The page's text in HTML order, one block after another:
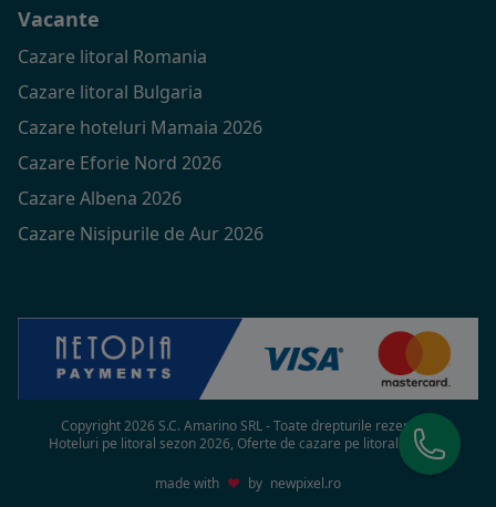
Vacante
Cazare litoral Romania
Cazare litoral Bulgaria
Cazare hoteluri Mamaia 2026
Cazare Eforie Nord 2026
Cazare Albena 2026
Cazare Nisipurile de Aur 2026
Copyright 2026 S.C. Amarino SRL - Toate drepturile rezervate
Hoteluri pe litoral sezon 2026, Oferte de cazare pe litoral in 2026
made with ♥ by newpixel.ro